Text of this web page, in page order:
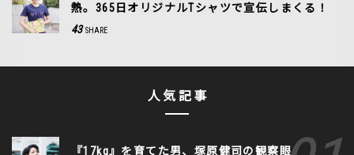
熱。365日オリジナルTシャツで宣伝しまくる！
43 SHARE
人気記事
『17kg』を育てた男、塚原健司の観察眼